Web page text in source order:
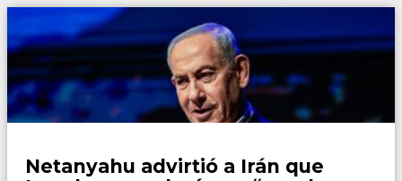
Netanyahu advirtió a Irán que